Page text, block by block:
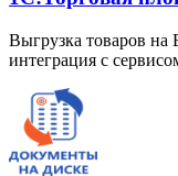
Выгрузка товаров
интеграция с